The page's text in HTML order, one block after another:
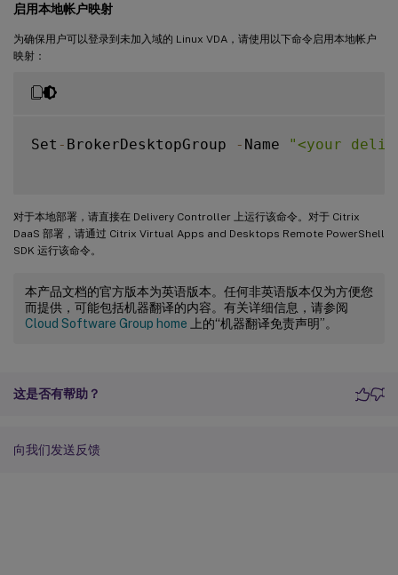
启用本地帐户映射
为确保用户可以登录到未加入域的 Linux VDA，请使用以下命令启用本地帐户
映射：
Set - BrokerDesktopGroup - Name "<your
对于本地部署，请直接在 Delivery Controller 上运行该命令。对于 Citrix
DaaS 部署，请通过 Citrix Virtual Apps and Desktops Remote PowerShell
SDK 运行该命令。
本产品文档的官方版本为英语版本。任何非英语版本仅为方便您
而提供，可能包括机器翻译的内容。有关详细信息，请参阅
Cloud Software Group home 上的“机器翻译免责声明”。
这是否有帮助？
向我们发送反馈